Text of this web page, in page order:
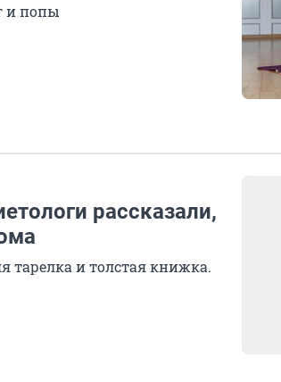
и попы
рассказали,
тарелка и толстая книжка.